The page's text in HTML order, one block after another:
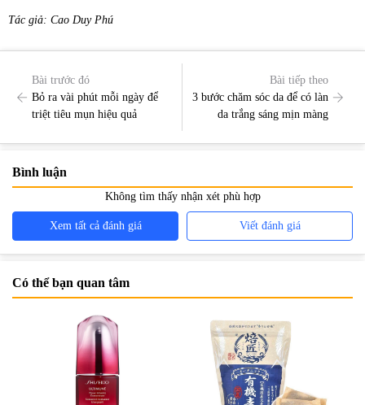
Tác giả: Cao Duy Phú
Bài trước đó
Bỏ ra vài phút mỗi ngày để
triệt tiêu mụn hiệu quả
Bài tiếp theo
3 bước chăm sóc da để có làn
da trắng sáng mịn màng
Bình luận
Không tìm thấy nhận xét phù hợp
Xem tất cả đánh giá Viết đánh giá
Có thể bạn quan tâm